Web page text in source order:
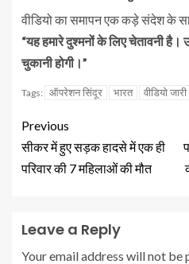
वीडियो का समापन एक कड़े संदेश के
“यह हमारे दुश्मनों के लिए चेतावनी है।
चुकानी होगी।”
Tags: ऑपरेशन सिंदूर भारत वीडियो जारी
Previous
सीकर में हुए सड़क हादसे में एक ही
परिवार की 7 महिलाओं की मौत
Leave a Reply
Your email address will not be